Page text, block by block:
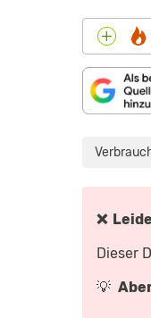
+
❌
Dieser
💡
SPORTBACK
(2019):
DIE
FAN
SPORT“